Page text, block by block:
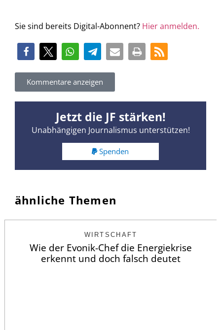
Sie sind bereits Digital-Abonnent? Hier anmelden.
Kommentare anzeigen
Jetzt die JF stärken!
Unabhängigen Journalismus unterstützen!
Spenden
ähnliche Themen
WIRTSCHAFT
Wie der Evonik-Chef die Energiekrise
erkennt und doch falsch deutet